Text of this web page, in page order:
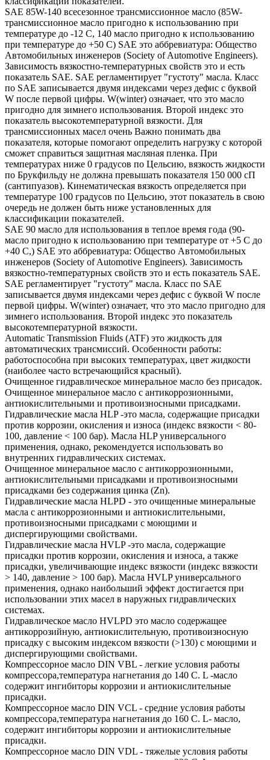
SAE 85W-140 всесезонное трансмиссионное масло (85W-
трансмиссионное масло пригодно к использованию при
температуре до -12 С, 140 масло пригодно к использованию
при температуре до +50 С) SAE это аббревиатура: Общество
Автомобильных инженеров (Society of Automotive Engineers).
Зависимость вязкостно-температурных свойств это и есть
показатель SAE. SAE регламентирует "густоту" масла. Класс
по SAE записывается двумя индексами через дефис с буквой
W после первой цифры. W(winter) означает, что это масло
пригодно для зимнего использования. Второй индекс это
показатель высокотемпературной вязкости. Для
трансмиссионных масел очень Важно понимать два
показателя, которые помогают определить нагрузку с которой
сможет справиться защитная масляная пленка. При
температурах ниже 0 градусов по Цельсию, вязкость жидкости
по Брукфильду не должна превышать показателя 150 000 сП
(сантипуазов). Кинематическая вязкость определяется при
температуре 100 градусов по Цельсию, этот показатель в свою
очередь не должен быть ниже установленных для
классификации показателей.
SAE 90 масло для использования в теплое время года (90-
масло пригодно к использованию при температуре от +5 С до
+40 С,) SAE это аббревиатура: Общество Автомобильных
инженеров (Society of Automotive Engineers). Зависимость
вязкостно-температурных свойств это и есть показатель SAE.
SAE регламентирует "густоту" масла. Класс по SAE
записывается двумя индексами через дефис с буквой W после
первой цифры. W(winter) означает, что это масло пригодно для
зимнего использования. Второй индекс это показатель
высокотемпературной вязкости.
Automatic Transmission Fluids (ATF) это жидкость для
автоматических трансмиссий. Особенности работы:
работоспособна при высоких температурах, цвет жидкости
(наиболее часто встречающийся красный).
Очищенное гидравлическое минеральное масло без присадок.
Очищенное минеральное масло с антикоррозионными,
антиокислительными и противоизносными присадками.
Гидравлические масла HLP -это масла, содержащие присадки
против коррозии, окисления и износа (индекс вязкости < 80-
100, давление < 100 бар). Масла HLP универсального
применения, однако, рекомендуется использовать во
внутренних гидравлических системах.
Очищенное минеральное масло с антикоррозионными,
антиокислительными присадками и противоизносными
присадками без содержания цинка (Zn).
Гидравлические масла HLPD - это очищенные минеральные
масла с антикоррозионными и антиокислительными,
противоизносными присадками с моющими и
диспергирующими свойствами.
Гидравлические масла HVLP -это масла, содержащие
присадки против коррозии, окисления и износа, а также
присадки, увеличивающие индекс вязкости (индекс вязкости
> 140, давление > 100 бар). Масла HVLP универсального
применения, однако наибольший эффект достигается при
использовании этих масел в наружных гидравлических
системах.
Гидравлическое масло HVLPD это масло содержащее
антикоррозийную, антиокислительную, противоизносную
присадку с высоким индексом вязкости (>130) с моющими и
диспергирующими свойствами.
Компрессорное масло DIN VBL - легкие условия работы
компрессора,температура нагнетания до 140 С. L -масло
содержит ингибиторы коррозии и антиокислительные
присадки.
Компрессорное масло DIN VCL - средние условия работы
компрессора,температура нагнетания до 160 С. L- масло,
содержит ингибиторы коррозии и антиокислительные
присадки.
Компрессорное масло DIN VDL - тяжелые условия работы